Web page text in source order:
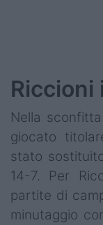
Riccioni
Nella
giocato
stato
14-7. Per
partite di
minutaggio